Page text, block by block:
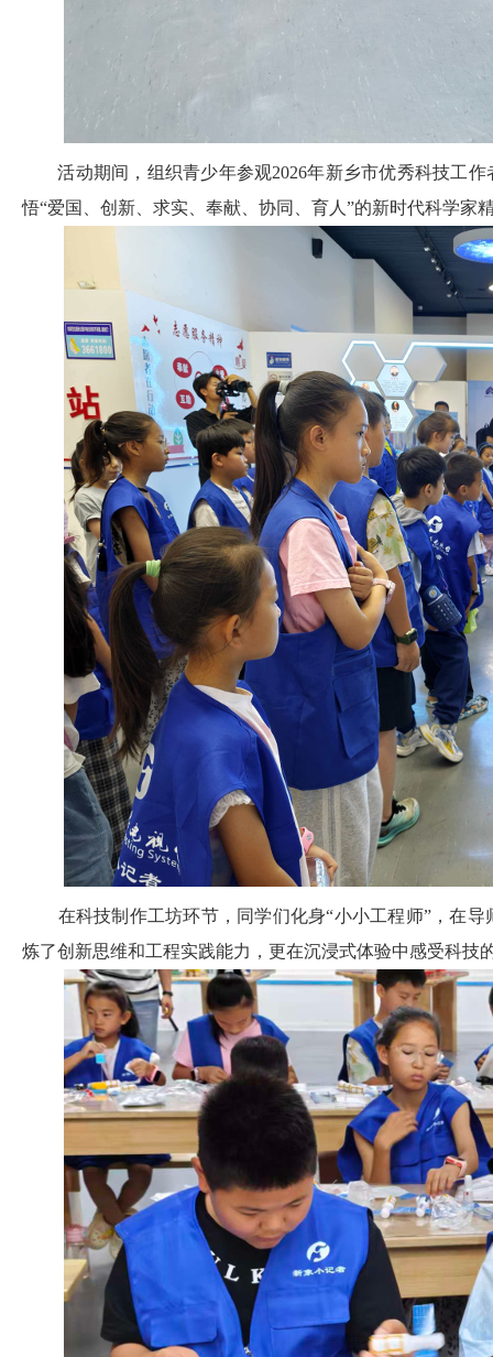
活动期间，组织青少年参观2026年新乡市优秀科技工作
悟“爱国、创新、求实、奉献、协同、育人”的新时代科学家
在科技制作工坊环节，同学们化身“小小工程师”，在导
炼了创新思维和工程实践能力，更在沉浸式体验中感受科技